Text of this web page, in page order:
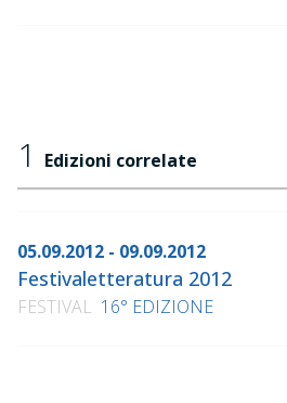
1 Edizioni correlate
05.09.2012 - 09.09.2012
Festivaletteratura 2012
FESTIVAL 16° EDIZIONE